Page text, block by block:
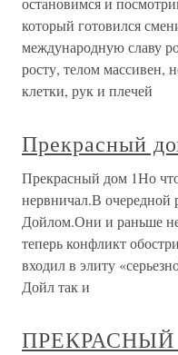
который готовился
международную славу
росту, телом массивен,
клетки, рук и плечей
Прекрасный
Прекрасный дом 1Но
нервничал.В очередной
Дойлом.Они и раньше
теперь конфликт
входил в элиту
Дойл так и